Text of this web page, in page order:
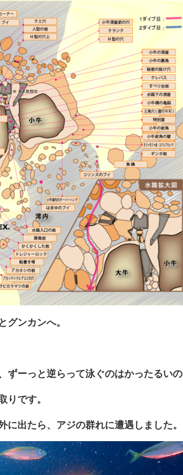
ンカンへ。
ずーっと逆らって泳ぐのはかったるいの
です。
出たら、アジの群れに遭遇しました。